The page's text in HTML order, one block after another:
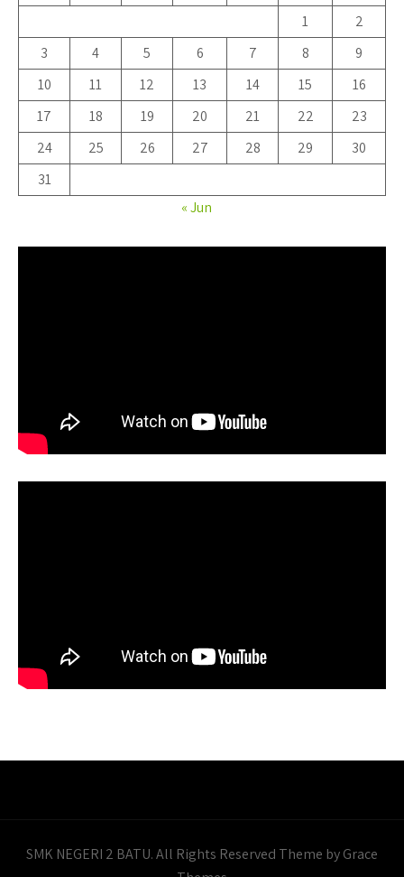
1
2
3
4 5 6 7 8
9
10
11 12 13 14 15
16
17
18 19 20 21 22
23
24
25 26 27 28 29
30
31
« Jun
SMK NEGERI 2 BATU. All Rights Reserved Theme by Grace